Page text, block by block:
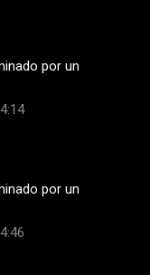
por un
por un